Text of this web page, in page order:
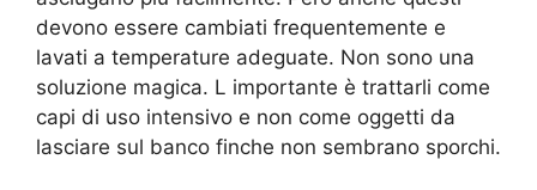
devono essere cambiati frequentemente e
lavati a temperature adeguate. Non sono una
soluzione magica. L importante è trattarli come
capi di uso intensivo e non come oggetti da
lasciare sul banco finche non sembrano sporchi.